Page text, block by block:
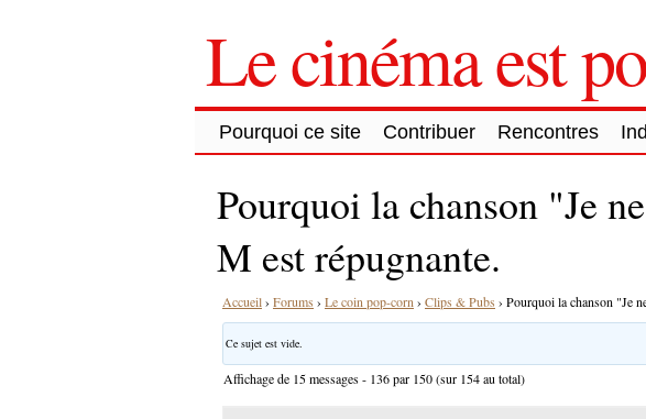
Le cinéma est
Pourquoi ce site Contribuer Rencontres
Pourquoi la chanson "Je
M est répugnante.
Accueil› Forums › Le coin pop-corn › Clips & Pubs › Pourquoi la chanson "Je
Ce sujet est vide.
Affichage de 15 messages - 136 par 150 (sur 154 au total)